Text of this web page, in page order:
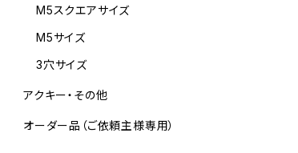
M5スクエアサイズ
M5サイズ
3穴サイズ
アクキー・その他
オーダー品（ご依頼主様専用）